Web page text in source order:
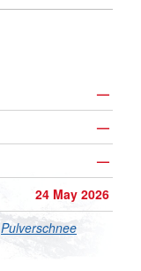
—
—
—
24 May 2026
Pulverschnee